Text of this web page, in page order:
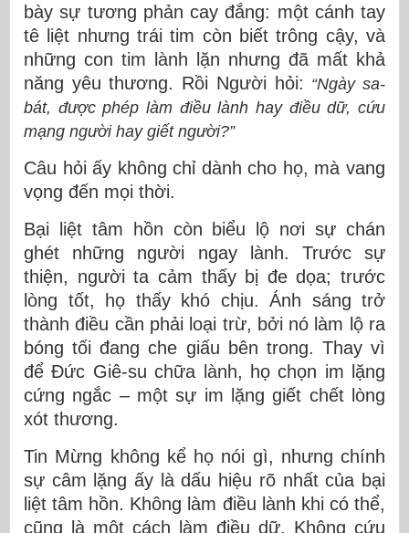
bày sự tương phản cay đắng: một cánh tay
tê liệt nhưng trái tim còn biết trông cậy, và
những con tim lành lặn nhưng đã mất khả
năng yêu thương. Rồi Người hỏi: “Ngày sa-
bát, được phép làm điều lành hay điều dữ, cứu
mạng người hay giết người?”
Câu hỏi ấy không chỉ dành cho họ, mà vang
vọng đến mọi thời.
Bại liệt tâm hồn còn biểu lộ nơi sự chán
ghét những người ngay lành. Trước sự
thiện, người ta cảm thấy bị đe dọa; trước
lòng tốt, họ thấy khó chịu. Ánh sáng trở
thành điều cần phải loại trừ, bởi nó làm lộ ra
bóng tối đang che giấu bên trong. Thay vì
để Đức Giê-su chữa lành, họ chọn im lặng
cứng ngắc – một sự im lặng giết chết lòng
xót thương.
Tin Mừng không kể họ nói gì, nhưng chính
sự câm lặng ấy là dấu hiệu rõ nhất của bại
liệt tâm hồn. Không làm điều lành khi có thể,
cũng là một cách làm điều dữ. Không cứu